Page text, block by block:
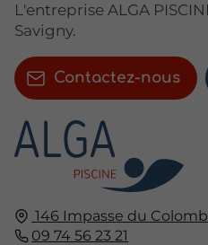
146 Impasse du
09 74 56 23 21
L'entreprise ALGA
Savigny.
Contactez-nous